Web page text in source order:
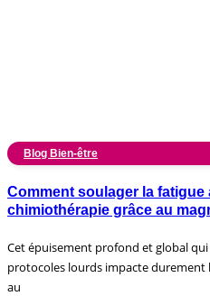
Blog Bien-être
Comment soulager la fatigue
chimiothérapie grâce au
Cet épuisement profond et global qui
protocoles lourds impacte durement
au